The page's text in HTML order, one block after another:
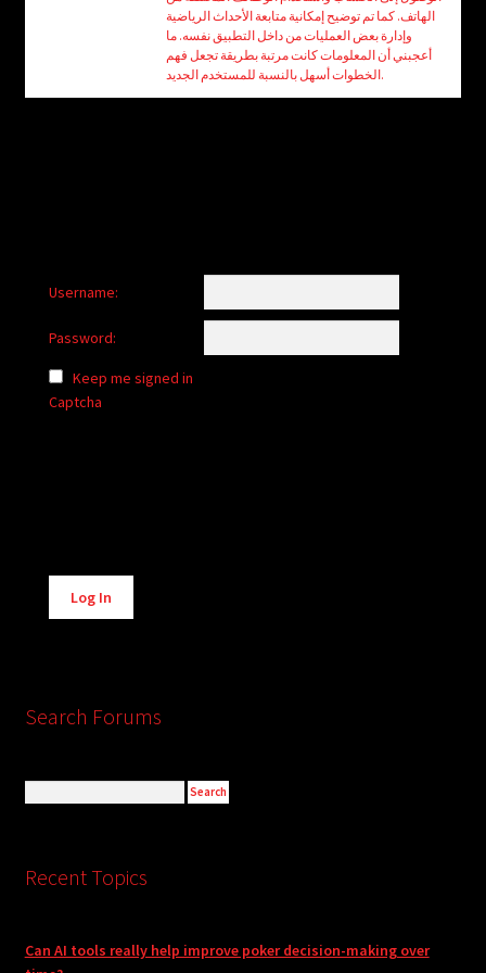
child
Login/Create Account
الهاتف. كما تم توضيح إمكانية متابعة الأحداث الرياضية
وإدارة بعض العمليات من داخل التطبيق نفسه. ما
أعجبني أن المعلومات كانت مرتبة بطريقة تجعل فهم
الخطوات أسهل بالنسبة للمستخدم الجديد.
Username:
Password:
Keep me signed in
Captcha
Alternative:
Log In
Search Forums
Recent Topics
Can AI tools really help improve poker decision-making over